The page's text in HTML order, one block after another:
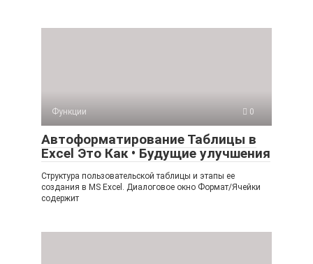
Функции 0
Автоформатирование Таблицы в
Excel Это Как • Будущие улучшения
Структура пользовательской таблицы и этапы ее
создания в MS Excel. Диалоговое окно Формат/Ячейки
содержит